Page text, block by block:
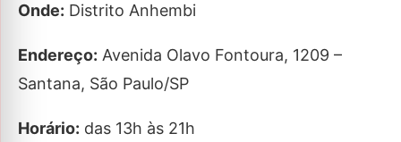
Onde: Distrito Anhembi
Endereço: Avenida Olavo Fontoura, 1209 –
Santana, São Paulo/SP
Horário: das 13h às 21h